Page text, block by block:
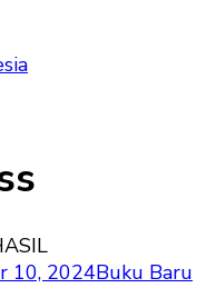
10, 2024Buku Baru